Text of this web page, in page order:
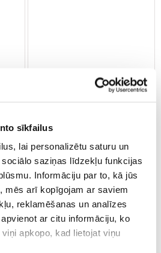
sīkfailus
lai personalizētu saturu un
saziņas līdzekļu funkcijas
Informāciju par to, kā jūs
mēs arī kopīgojam ar saviem
reklamēšanas un analīzes
ar citu informāciju, ko
apkopo, kad lietojat viņu
COMFY Pinokio 7L Dabīgs
skujkoku koksnes pakaiši ar
kumelīšu aromātu.
€4.66
PIEVIENOT GROZAM